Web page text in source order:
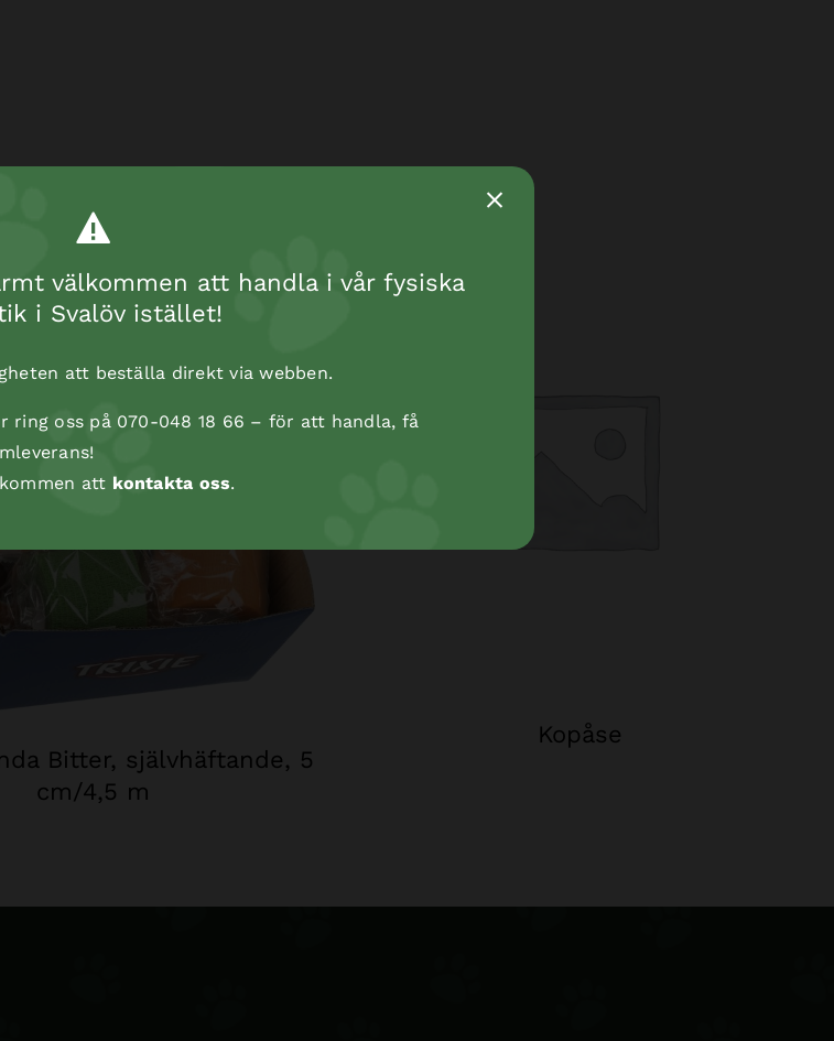
Bitter, självhäftande, 5
cm/4,5 m
Kopåse
välkommen att handla i vår fysiska
i Svalöv istället!
att beställa direkt via webben.
ring oss på 070-048 18 66 – för att handla, få
att kontakta oss.